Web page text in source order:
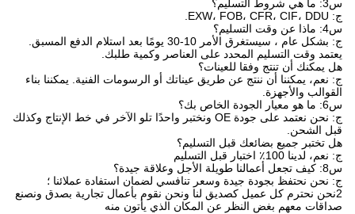
س3: ما هي شروط التسليم؟
ج: EXW، FOB، CFR، CIF، DDU.
س4: ماذا عن وقت التسليم؟
ج: بشكل عام ، سيستغرق الأمر 10-30 يومًا بعد استلام الدفع المسبق.
يعتمد وقت التسليم المحدد على العناصر وكمية طلبك.
هل يمكنك أن تنتج وفقا للعينات؟
ج: نعم، يمكننا أن ننتج عن طريق عيناتك أو الرسومات الفنية. يمكننا بناء
القوالب والأجهزة.
س6: ما هو معيار الجودة الخاص بك؟
ج: نحن نعتمد على جودة OE ونختبر واحدًا تلو الآخر في خط الإنتاج وكذلك
قبل الشحن.
هل تختبر جميع بضائعك قبل التسليم؟
ج: نعم، لدينا 100٪ اختبار قبل التسليم
س8: كيف تجعل أعمالنا طويلة الأجل وعلاقة جيدة؟
ج: نحن نحتفظ بجودة جيدة وسعر تنافسي لضمان استفادة عملائنا ؛
2نحن نحترم كل عميل كصديق لنا ونحن نقوم بأعمال تجارية بصدق ونصنع
صداقات معهم بغض النظر عن المكان الذي يأتون منه